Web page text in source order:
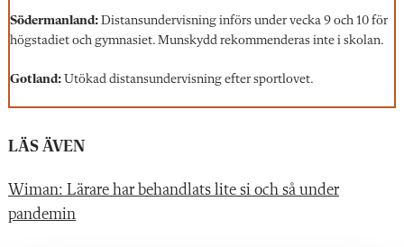
Södermanland: Distansundervisning införs under vecka 9 och 10 för
högstadiet och gymnasiet. Munskydd rekommenderas inte i skolan.
Gotland: Utökad distansundervisning efter sportlovet.
LÄS ÄVEN
Wiman: Lärare har behandlats lite si och så under
pandemin